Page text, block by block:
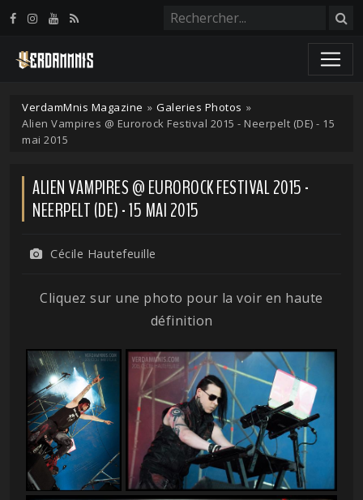
VerdamMnis Magazine » Galeries Photos »
Alien Vampires @ Eurorock Festival 2015 - Neerpelt (DE) - 15
mai 2015
ALIEN VAMPIRES @ EUROROCK FESTIVAL 2015 -
NEERPELT (DE) - 15 MAI 2015
Cécile Hautefeuille
Cliquez sur une photo pour la voir en haute
définition
Panneau de gestion des cookies